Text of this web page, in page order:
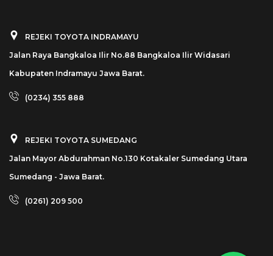
REJEKI TOYOTA INDRAMAYU
Jalan Raya Bangkaloa Ilir No.88 Bangkaloa Ilir Widasari
Kabupaten Indramayu Jawa Barat.
(0234) 355 888
REJEKI TOYOTA SUMEDANG
Jalan Mayor Abdurahman No.130 Kotakaler Sumedang Utara
Sumedang - Jawa Barat.
(0261) 209 500